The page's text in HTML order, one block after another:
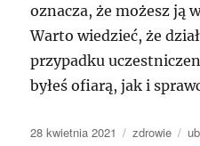
oznacza, że możesz ją
Warto wiedzieć, że
przypadku
byłeś ofiarą, jak i
Data
28 kwietnia 2021 Kategorie
zdrowie